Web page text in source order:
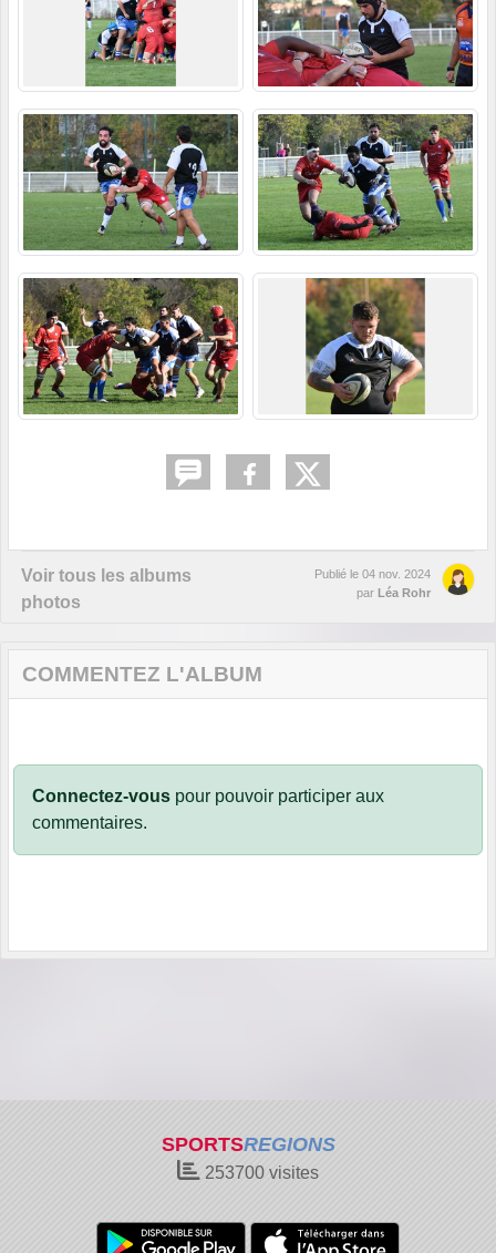
Voir tous les albums
photos
Publié le 04 nov. 2024
par Léa Rohr
COMMENTEZ L'ALBUM
Connectez-vous pour pouvoir participer aux
commentaires.
SPORTSREGIONS
253700 visites